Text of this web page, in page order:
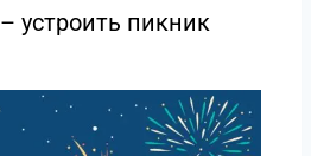
устроить пикник